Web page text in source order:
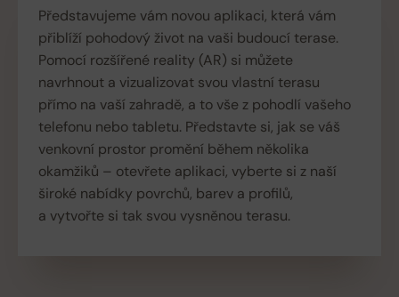
Představujeme vám novou aplikaci, která vám
přiblíží pohodový život na vaši budoucí terase.
Pomocí rozšířené reality (AR) si můžete
navrhnout a vizualizovat svou vlastní terasu
přímo na vaší zahradě, a to vše z pohodlí vašeho
telefonu nebo tabletu. Představte si, jak se váš
venkovní prostor promění během několika
okamžiků – otevřete aplikaci, vyberte si z naší
široké nabídky povrchů, barev a profilů,
a vytvořte si tak svou vysněnou terasu.